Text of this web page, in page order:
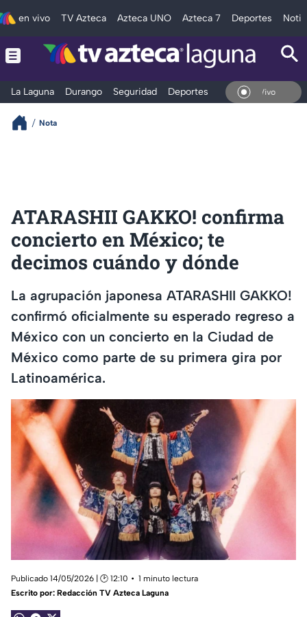
en vivo TV Azteca Azteca UNO Azteca 7 Deportes
La Laguna Durango Seguridad Deportes Entretenimiento
En Vivo
Nota
ATARASHII GAKKO! confirma
concierto en México; te
decimos cuándo y dónde
La agrupación japonesa ATARASHII GAKKO!
confirmó oficialmente su esperado regreso a
México con un concierto en la Ciudad de
México como parte de su primera gira por
Latinoamérica.
Publicado 14/05/2026 | 🕑 12:10
1 minuto lectura
Escrito por: Redacción TV Azteca Laguna